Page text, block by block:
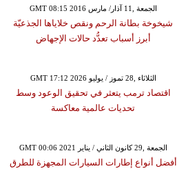
GMT 08:15 2016 الجمعة ,11 آذار/ مارس
شيخوخة بطانة الرحم ونقص خلاياها الجذعيّة
أبرز أسباب تعدُّد حالات الإجهاض
GMT 17:12 2026 الثلاثاء ,28 تموز / يوليو
اقتصاد ترمب يتعثر في تحقيق الوعود وسط
تحديات عالمية معاكسة
GMT 00:06 2021 الجمعة ,29 كانون الثاني / يناير
أفضل أنواع إطارات السيارات المجهزة للطرق